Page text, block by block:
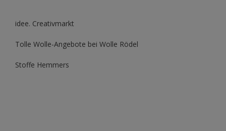
idee. Creativmarkt
Tolle Wolle-Angebote bei Wolle Rödel
Stoffe Hemmers